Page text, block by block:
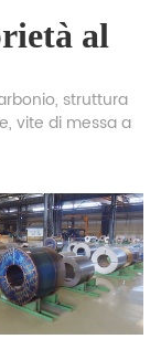
al
struttura
vite di messa a